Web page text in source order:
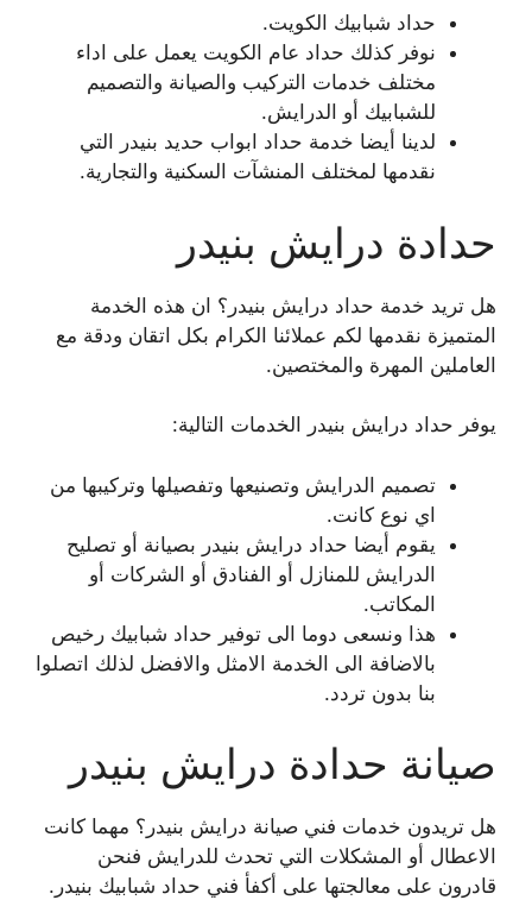
حداد شبابيك الكويت.
نوفر كذلك حداد عام الكويت يعمل على اداء
مختلف خدمات التركيب والصيانة والتصميم
للشبابيك أو الدرايش.
لدينا أيضا خدمة حداد ابواب حديد بنيدر التي
نقدمها لمختلف المنشآت السكنية والتجارية.
حدادة درايش بنيدر
هل تريد خدمة حداد درايش بنيدر؟ ان هذه الخدمة
المتميزة نقدمها لكم عملائنا الكرام بكل اتقان ودقة مع
العاملين المهرة والمختصين.
يوفر حداد درايش بنيدر الخدمات التالية:
تصميم الدرايش وتصنيعها وتفصيلها وتركيبها من
اي نوع كانت.
يقوم أيضا حداد درايش بنيدر بصيانة أو تصليح
الدرايش للمنازل أو الفنادق أو الشركات أو
المكاتب.
هذا ونسعى دوما الى توفير حداد شبابيك رخيص
بالاضافة الى الخدمة الامثل والافضل لذلك اتصلوا
بنا بدون تردد.
صيانة حدادة درايش بنيدر
هل تريدون خدمات فني صيانة درايش بنيدر؟ مهما كانت
الاعطال أو المشكلات التي تحدث للدرايش فنحن
قادرون على معالجتها على أكفأ فني حداد شبابيك بنيدر.